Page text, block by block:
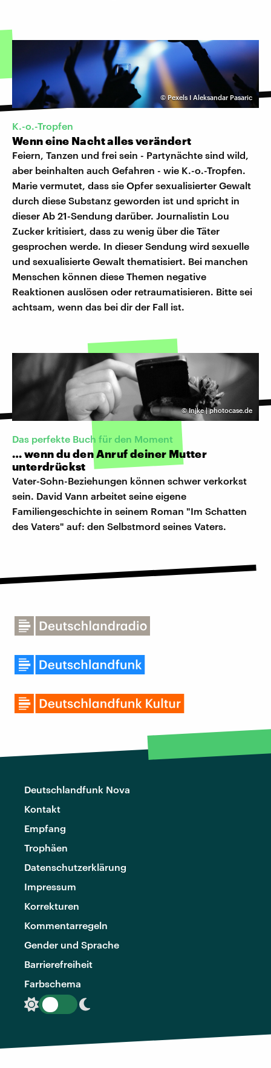
©Pexels I Aleksandar Pasaric
K.-o.-Tropfen
Wenn eine Nacht alles verändert
Feiern, Tanzen und frei sein - Partynächte sind wild,
aber beinhalten auch Gefahren - wie K.-o.-Tropfen.
Marie vermutet, dass sie Opfer sexualisierter Gewalt
durch diese Substanz geworden ist und spricht in
dieser Ab 21-Sendung darüber. Journalistin Lou
Zucker kritisiert, dass zu wenig über die Täter
gesprochen werde. In dieser Sendung wird sexuelle
und sexualisierte Gewalt thematisiert. Bei manchen
Menschen können diese Themen negative
Reaktionen auslösen oder retraumatisieren. Bitte sei
achtsam, wenn das bei dir der Fall ist.
©Injke | photocase.de
Das perfekte Buch für den Moment
… wenn du den Anruf deiner Mutter
unterdrückst
Vater-Sohn-Beziehungen können schwer verkorkst
sein. David Vann arbeitet seine eigene
Familiengeschichte in seinem Roman "Im Schatten
des Vaters" auf: den Selbstmord seines Vaters.
Deutschlandfunk Nova
Kontakt
Empfang
Trophäen
Datenschutzerklärung
Impressum
Korrekturen
Kommentarregeln
Gender und Sprache
Barrierefreiheit
Farbschema